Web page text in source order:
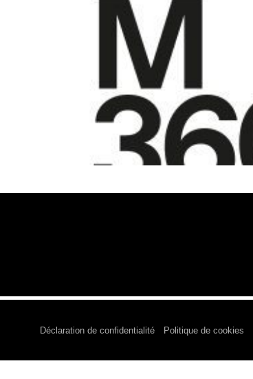
Déclaration de confidentialité Politique de cookies